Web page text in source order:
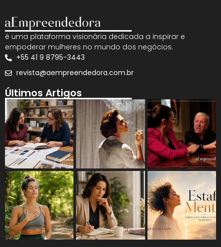
é uma plataforma visionária dedicada a inspirar e
empoderar mulheres no mundo dos negócios.
+55 41 9 8795-3443
revista@aempreendedora.com.br
Últimos Artigos